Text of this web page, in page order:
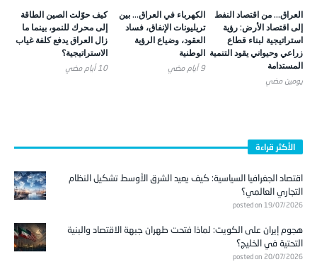
العراق… من اقتصاد النفط
إلى اقتصاد الأرض: رؤية
استراتيجية لبناء قطاع
زراعي وحيواني يقود التنمية
المستدامة
يومين ‎مضي
الكهرباء في العراق… بين
تريليونات الإنفاق، فساد
العقود، وضياع الرؤية
الوطنية
9 أيام ‎مضي
كيف حوّلت الصين الطاقة
إلى محرك للنمو، بينما ما
زال العراق يدفع كلفة غياب
الاستراتيجية؟
10 أيام ‎مضي
الأكثر قراءة
اقتصاد الجغرافيا السياسية: كيف يعيد الشرق الأوسط تشكيل النظام
التجاري العالمي؟
posted on 19/07/2026
هجوم إيران على الكويت: لماذا فتحت طهران جبهة الاقتصاد والبنية
التحتية في الخليج؟
posted on 20/07/2026